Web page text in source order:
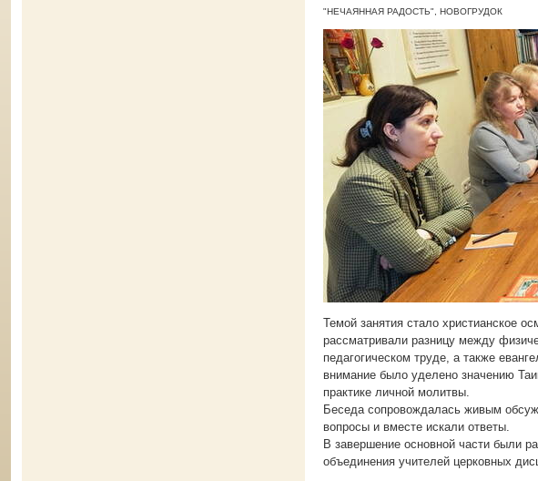
"НЕЧАЯННАЯ РАДОСТЬ", НОВОГРУДОК
Темой занятия стало христианское
рассматривали разницу между
педагогическом труде, а также
внимание было уделено значению
практике личной молитвы.
Беседа сопровождалась живым
вопросы и вместе искали ответы.
В завершение основной части были
объединения учителей церковных